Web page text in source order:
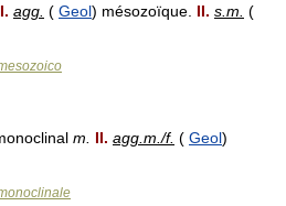
I. agg. ( Geol) mésozoïque. II. s.m. (
m. II. agg.m./f. ( Geol)